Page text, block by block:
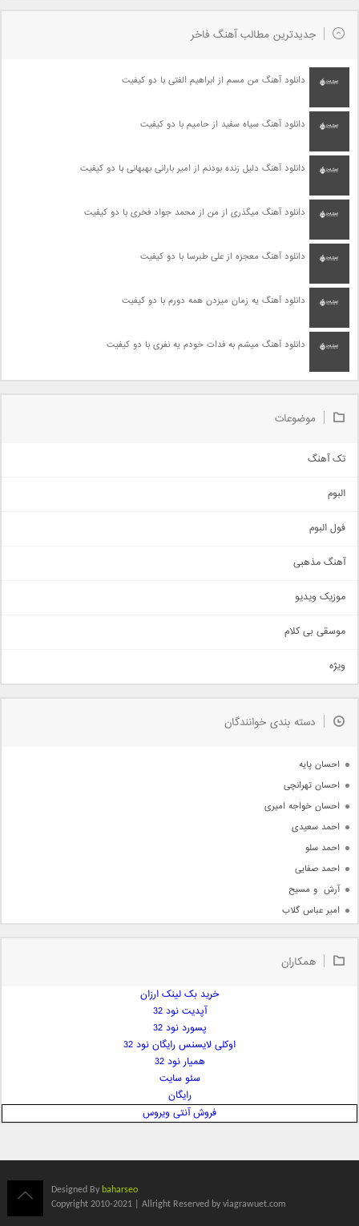
جدیدترین مطالب آهنگ فاخر
دانلود آهنگ من مسم از ابراهیم الفتی با دو کیفیت
دانلود آهنگ سیاه سفید از حامیم با دو کیفیت
دانلود آهنگ دلیل زنده بودنم از امیر بارانی بهبهانی با دو کیفیت
دانلود آهنگ میگذری از من از محمد جواد فخری با دو کیفیت
دانلود آهنگ معجزه از علی طبرسا با دو کیفیت
دانلود آهنگ یه زمان میزدن همه دورم با دو کیفیت
دانلود آهنگ میشم به فدات خودم یه نفری با دو کیفیت
موضوعات
تک آهنگ
اجتماعی
حماسی
سنتی
اهنگ بندرعباسی
دمو
مذهبی
جدیدترین ها
البوم
فول البوم
آهنگ مذهبی
موزیک ویدیو
موسقی بی کلام
ویژه
دسته بندی خوانندگان
احسان پایه
احسان تهرانچی
احسان خواجه امیری
احمد سعیدی
احمد سلو
احمد صفایی
آرش  و مسیح
امیر عباس گلاب
امیر علی
ایمان غلامی
بابک جهانبخش
همکاران
خرید بک لینک ارزان
آپدیت نود 32
پسورد نود 32
اوکلی لایسنس رایگان نود 32
همیار نود 32
سئو سایت
رایگان
فروش آنتی ویروس
Designed By baharseo
Copyright 2010-2021 | Allright Reserved by viagrawuet.com